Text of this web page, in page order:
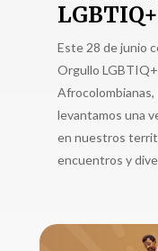
LGBTIQ+
Este 28 de junio
Orgullo
Afrocolombianas,
levantamos una
en nuestros
encuentros y